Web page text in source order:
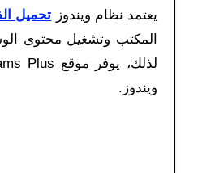
يعتمد نظام ويندوز تحميل
ويندوز.